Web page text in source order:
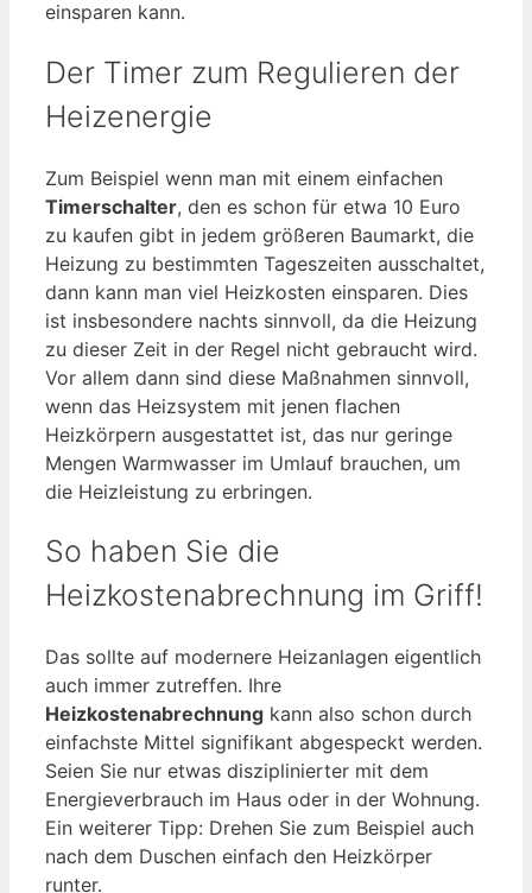
einsparen kann.
Der Timer zum Regulieren der
Heizenergie
Zum Beispiel wenn man mit einem einfachen
Timerschalter, den es schon für etwa 10 Euro
zu kaufen gibt in jedem größeren Baumarkt, die
Heizung zu bestimmten Tageszeiten ausschaltet,
dann kann man viel Heizkosten einsparen. Dies
ist insbesondere nachts sinnvoll, da die Heizung
zu dieser Zeit in der Regel nicht gebraucht wird.
Vor allem dann sind diese Maßnahmen sinnvoll,
wenn das Heizsystem mit jenen flachen
Heizkörpern ausgestattet ist, das nur geringe
Mengen Warmwasser im Umlauf brauchen, um
die Heizleistung zu erbringen.
So haben Sie die
Heizkostenabrechnung im Griff!
Das sollte auf modernere Heizanlagen eigentlich
auch immer zutreffen. Ihre
Heizkostenabrechnung kann also schon durch
einfachste Mittel signifikant abgespeckt werden.
Seien Sie nur etwas disziplinierter mit dem
Energieverbrauch im Haus oder in der Wohnung.
Ein weiterer Tipp: Drehen Sie zum Beispiel auch
nach dem Duschen einfach den Heizkörper
runter.